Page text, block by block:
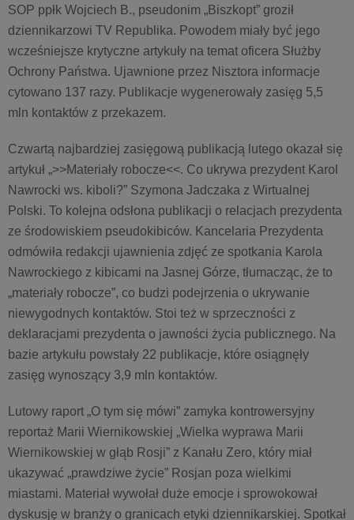
SOP ppłk Wojciech B., pseudonim „Biszkopt” groził
dziennikarzowi TV Republika. Powodem miały być jego
wcześniejsze krytyczne artykuły na temat oficera Służby
Ochrony Państwa. Ujawnione przez Nisztora informacje
cytowano 137 razy. Publikacje wygenerowały zasięg 5,5
mln kontaktów z przekazem.
Czwartą najbardziej zasięgową publikacją lutego okazał się
artykuł „>>Materiały robocze<<. Co ukrywa prezydent Karol
Nawrocki ws. kiboli?” Szymona Jadczaka z Wirtualnej
Polski. To kolejna odsłona publikacji o relacjach prezydenta
ze środowiskiem pseudokibiców. Kancelaria Prezydenta
odmówiła redakcji ujawnienia zdjęć ze spotkania Karola
Nawrockiego z kibicami na Jasnej Górze, tłumacząc, że to
„materiały robocze”, co budzi podejrzenia o ukrywanie
niewygodnych kontaktów. Stoi też w sprzeczności z
deklaracjami prezydenta o jawności życia publicznego. Na
bazie artykułu powstały 22 publikacje, które osiągnęły
zasięg wynoszący 3,9 mln kontaktów.
Lutowy raport „O tym się mówi” zamyka kontrowersyjny
reportaż Marii Wiernikowskiej „Wielka wyprawa Marii
Wiernikowskiej w głąb Rosji” z Kanału Zero, który miał
ukazywać „prawdziwe życie” Rosjan poza wielkimi
miastami. Materiał wywołał duże emocje i sprowokował
dyskusję w branży o granicach etyki dziennikarskiej. Spotkał